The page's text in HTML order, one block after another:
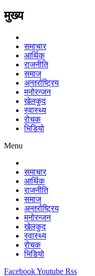
मुख्य
समाचार
आर्थिक
राजनीति
समाज
अन्तर्राष्ट्रिय
मनोरन्जन
खेलकुद
स्वास्थ्य
रोचक
भिडियो
Menu
समाचार
आर्थिक
राजनीति
समाज
अन्तर्राष्ट्रिय
मनोरन्जन
खेलकुद
स्वास्थ्य
रोचक
भिडियो
FacebookYoutube Rss